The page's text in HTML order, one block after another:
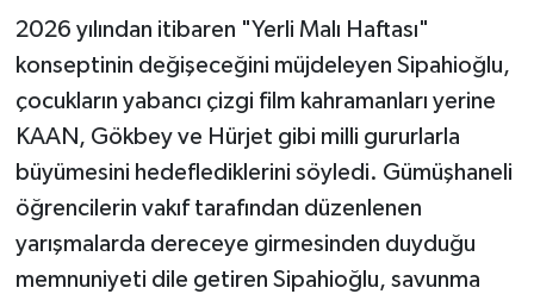
2026 yılından itibaren "Yerli Malı Haftası"
konseptinin değişeceğini müjdeleyen Sipahioğlu,
çocukların yabancı çizgi film kahramanları yerine
KAAN, Gökbey ve Hürjet gibi milli gururlarla
büyümesini hedeflediklerini söyledi. Gümüşhaneli
öğrencilerin vakıf tarafından düzenlenen
yarışmalarda dereceye girmesinden duyduğu
memnuniyeti dile getiren Sipahioğlu, savunma